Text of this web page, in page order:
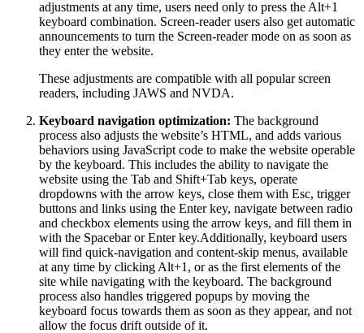
adjustments at any time, users need only to press the Alt+1
keyboard combination. Screen-reader users also get automatic
announcements to turn the Screen-reader mode on as soon as
they enter the website.
These adjustments are compatible with all popular screen
readers, including JAWS and NVDA.
Keyboard navigation optimization: The background
process also adjusts the website’s HTML, and adds various
behaviors using JavaScript code to make the website operable
by the keyboard. This includes the ability to navigate the
website using the Tab and Shift+Tab keys, operate
dropdowns with the arrow keys, close them with Esc, trigger
buttons and links using the Enter key, navigate between radio
and checkbox elements using the arrow keys, and fill them in
with the Spacebar or Enter key.Additionally, keyboard users
will find quick-navigation and content-skip menus, available
at any time by clicking Alt+1, or as the first elements of the
site while navigating with the keyboard. The background
process also handles triggered popups by moving the
keyboard focus towards them as soon as they appear, and not
allow the focus drift outside of it.